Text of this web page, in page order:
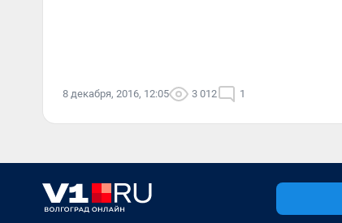
8 декабря, 2016, 12:05 3 012 1